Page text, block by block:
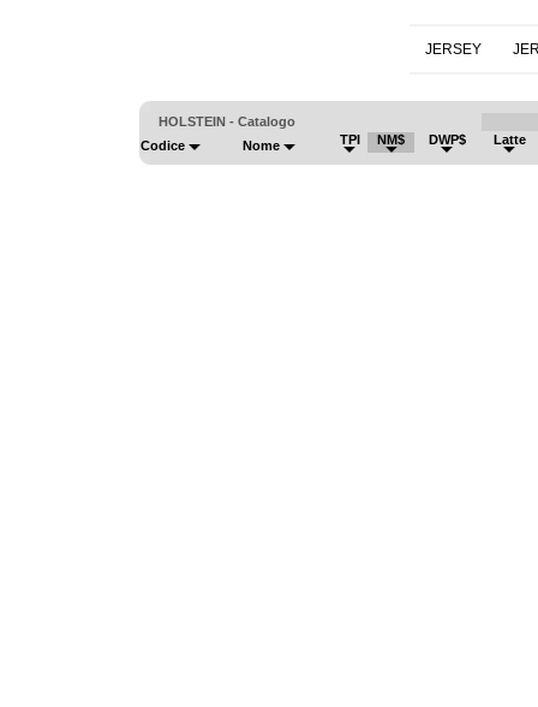
JERSEY
HOLSTEIN - Catalogo
Codice
Nome TPI NM$ DWP$ Latte